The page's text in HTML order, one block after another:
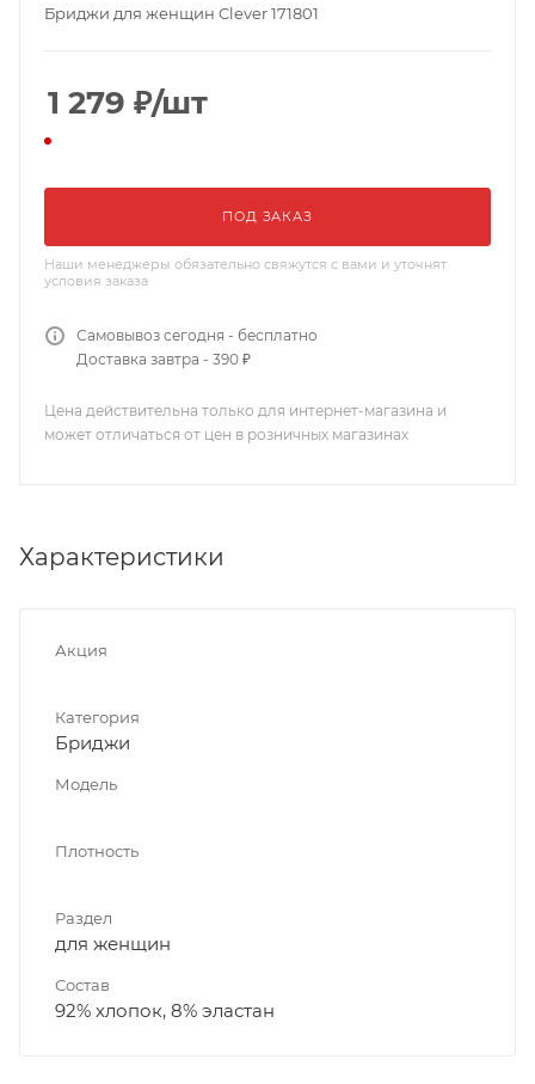
Бриджи для женщин Clever 171801
1 279 ₽/шт
ПОД ЗАКАЗ
Наши менеджеры обязательно свяжутся с вами и уточнят
условия заказа
Самовывоз сегодня - бесплатно
Доставка завтра - 390 ₽
Цена действительна только для интернет-магазина и
может отличаться от цен в розничных магазинах
Характеристики
Акция
Категория
Бриджи
Модель
Плотность
Раздел
для женщин
Состав
92% хлопок, 8% эластан